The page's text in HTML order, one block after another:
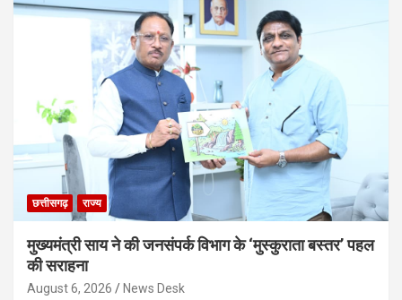
छत्तीसगढ़ राज्य
मुख्यमंत्री साय ने की जनसंपर्क विभाग के ‘मुस्कुराता बस्तर’ पहल
की सराहना
August 6, 2026 News Desk